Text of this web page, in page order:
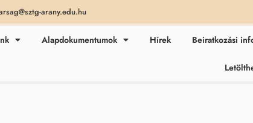
arany.edu.hu
Alapdokumentumok Hírek Beiratkozási